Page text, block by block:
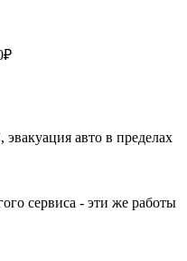
авто в пределах
сервиса - эти же работы